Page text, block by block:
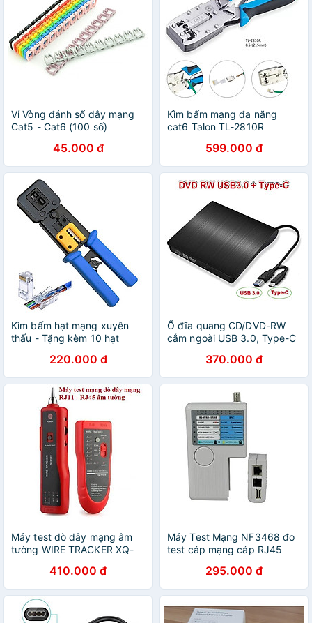
Vỉ Vòng đánh số dây mạng
Cat5 - Cat6 (100 số)
45.000 đ
Kìm bấm mạng đa năng
cat6 Talon TL-2810R
599.000 đ
Kìm bấm hạt mạng xuyên
thấu - Tặng kèm 10 hạt
220.000 đ
Ổ đĩa quang CD/DVD-RW
cắm ngoài USB 3.0, Type-C
370.000 đ
Máy test dò dây mạng âm
tường WIRE TRACKER XQ-
410.000 đ
Máy Test Mạng NF3468 đo
test cáp mạng cáp RJ45
chuyên nghiệp295.000 đ